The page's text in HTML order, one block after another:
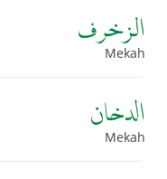
الزخرف
Mekah
الدخان
Mekah